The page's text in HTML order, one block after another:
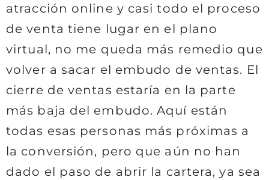
atracción online y casi todo el proceso
de venta tiene lugar en el plano
virtual, no me queda más remedio que
volver a sacar el embudo de ventas. El
cierre de ventas estaría en la parte
más baja del embudo. Aquí están
todas esas personas más próximas a
la conversión, pero que aún no han
dado el paso de abrir la cartera, ya sea